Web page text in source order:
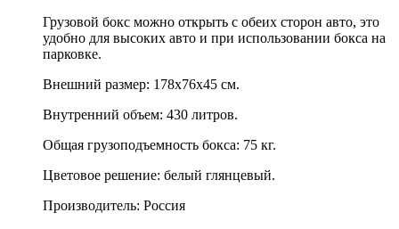
Грузовой бокс можно открыть с обеих сторон авто, это
удобно для высоких авто и при использовании бокса на
парковке.
Внешний размер: 178x76x45 см.
Внутренний объем: 430 литров.
Общая грузоподъемность бокса: 75 кг.
Цветовое решение: белый глянцевый.
Производитель: Россия